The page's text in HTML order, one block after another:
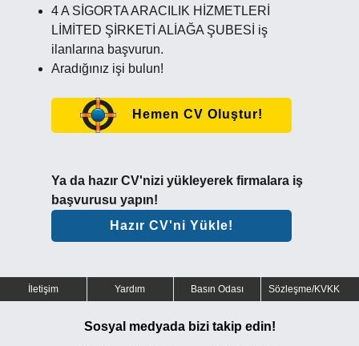
4 A SİGORTA ARACILIK HİZMETLERİ
LİMİTED ŞİRKETİ ALİAĞA ŞUBESİ iş
ilanlarına başvurun.
Aradığınız işi bulun!
Hemen CV Oluştur!
Ya da hazır CV'nizi yükleyerek firmalara iş
başvurusu yapın!
Hazır CV'ni Yükle!
İletişim Yardım Basın Odası Sözleşme/KVKK
Sosyal medyada bizi takip edin!